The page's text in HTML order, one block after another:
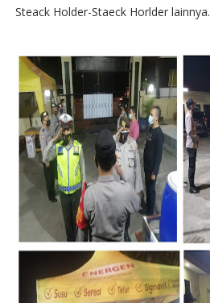
Steack Holder-Staeck Horlder lainnya.